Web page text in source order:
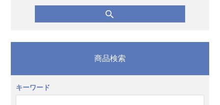
商品検索
キーワード